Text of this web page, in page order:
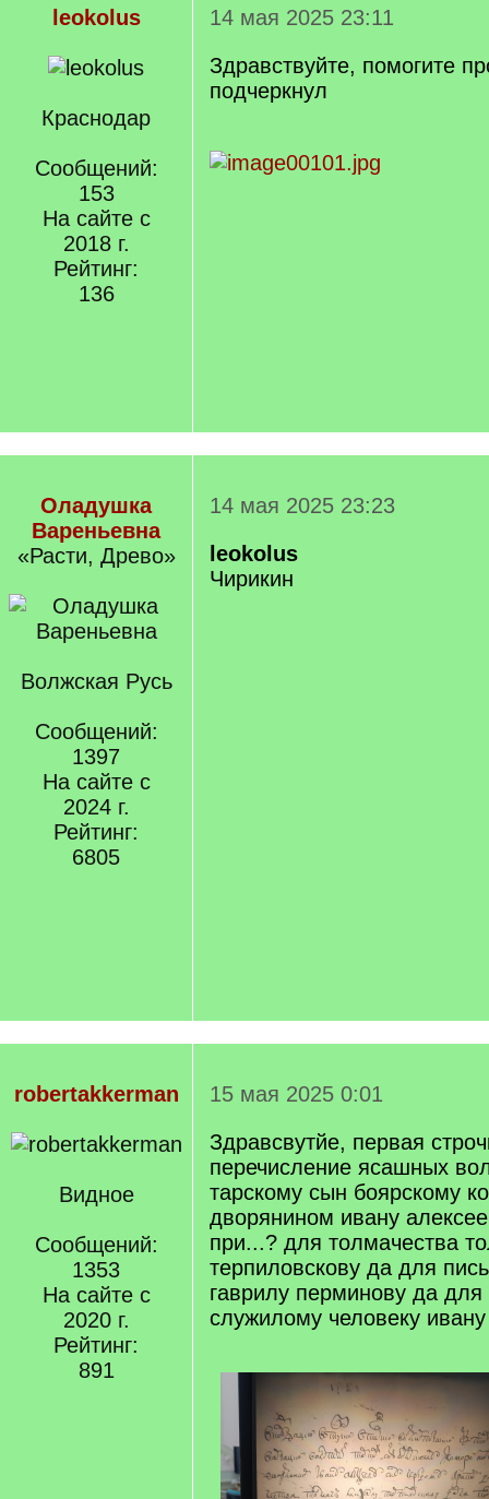
leokolus
Краснодар
Сообщений:
153
На сайте с
2018 г.
Рейтинг:
136
14 мая 2025 23:11
Здравствуйте, помогите
подчеркнул
Оладушка
Вареньевна
«Расти, Древо»
Волжская Русь
Сообщений:
1397
На сайте с
2024 г.
Рейтинг:
6805
14 мая 2025 23:23
leokolus
Чирикин
robertakkerman
Видное
Сообщений:
1353
На сайте с
2020 г.
Рейтинг:
891
15 мая 2025 0:01
Здравсвутйе, первая
перечисление ясашных
тарскому сын боярскому
дворянином ивану
при...? для толмачества
терпиловскову да для
гаврилу перминову да для
служилому человеку ивану